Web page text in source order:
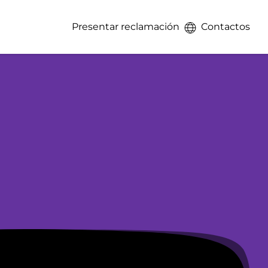
Presentar reclamación Contactos